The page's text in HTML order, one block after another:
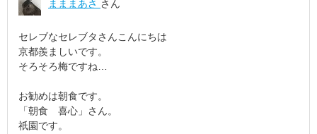
まままあさ さん
セレブなセレブタさんこんにちは
京都羨ましいです。
そろそろ梅ですね…
お勧めは朝食です。
「朝食 喜心」さん。
祇園です。